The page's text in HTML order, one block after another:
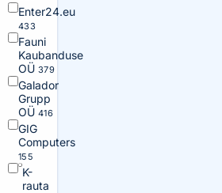
Enter24.eu
433
Fauni
Kaubanduse
OÜ 379
Galador
Grupp
OÜ 416
GIG
Computers
155
K-
rauta